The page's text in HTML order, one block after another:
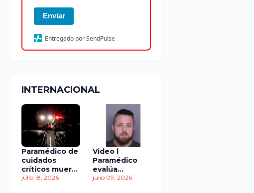
Enviar
Entregado por SendPulse
INTERNACIONAL
Paramédico de
cuidados
críticos muere
en accidente
julio 18, 2026
Video l
Paramédico
evalúa
acuerdo de
julio 09, 2026